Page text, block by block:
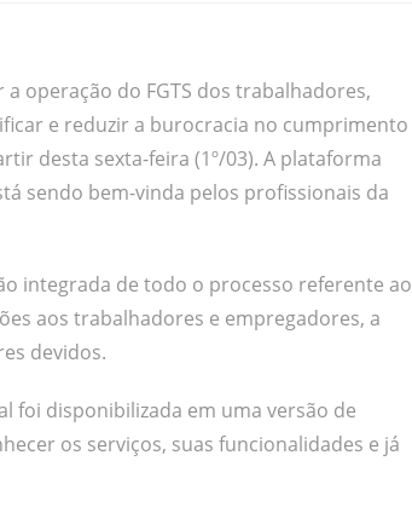
operação do FGTS dos trabalhadores,
e reduzir a burocracia no cumprimento
desta sexta-feira (1º/03). A plataforma
sendo bem-vinda pelos profissionais da
integrada de todo o processo referente ao
aos trabalhadores e empregadores, a
devidos.
foi disponibilizada em uma versão de
os serviços, suas funcionalidades e já